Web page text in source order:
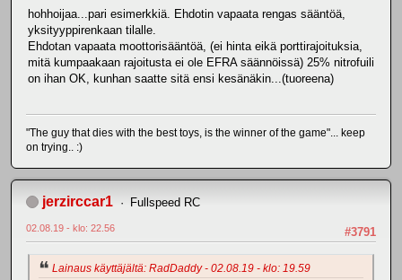
hohhoijaa...pari esimerkkiä. Ehdotin vapaata rengas sääntöä,
yksityyppirenkaan tilalle.
Ehdotan vapaata moottorisääntöä, (ei hinta eikä porttirajoituksia,
mitä kumpaakaan rajoitusta ei ole EFRA säännöissä) 25% nitrofuili
on ihan OK, kunhan saatte sitä ensi kesänäkin...(tuoreena)
"The guy that dies with the best toys, is the winner of the game"... keep
on trying.. :)
jerzirccar1 Fullspeed RC
#3791
02.08.19 - klo: 22.56
Lainaus käyttäjältä: RadDaddy - 02.08.19 - klo: 19.59